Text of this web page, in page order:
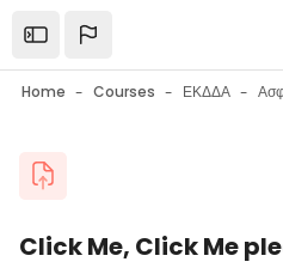
Open the sidebar
Home Courses ΕΚΔΔΑ
Blocks
Click Me, Click Me